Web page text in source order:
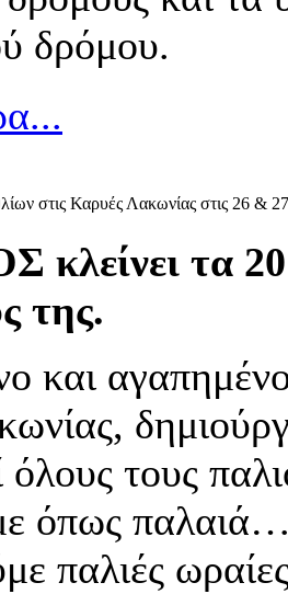
δρόμου.
στις Καρυές Λακωνίας στις 26 &
τα 20
της.
και
όλους τους
όπως
παλιές